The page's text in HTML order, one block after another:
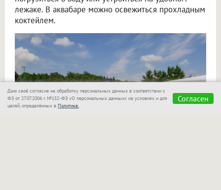
лежаке. В аквабаре можно освежиться прохладным
коктейлем.
Даю своё согласие на обработку персональных данных в соответствии с
ФЗ от 27.07.2006 г. №152-ФЗ «О персональных данных» на условиях и для
целей, определённых в Политике.
Согласен